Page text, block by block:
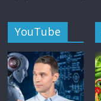
YouTube